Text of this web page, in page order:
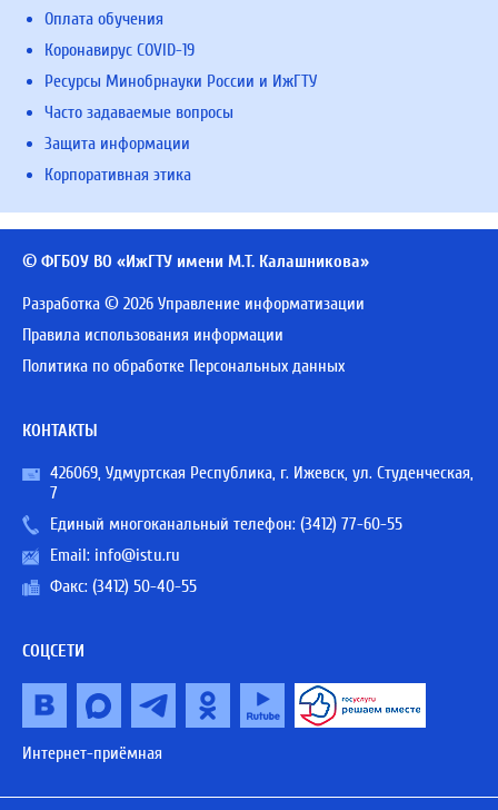
Оплата обучения
Коронавирус COVID-19
Ресурсы Минобрнауки России и ИжГТУ
Часто задаваемые вопросы
Защита информации
Корпоративная этика
© ФГБОУ ВО «ИжГТУ имени М.Т. Калашникова»
Разработка © 2026 Управление информатизации
Правила использования информации
Политика по обработке Персональных данных
КОНТАКТЫ
426069, Удмуртская Республика, г. Ижевск, ул. Студенческая,
7
Единый многоканальный телефон: (3412) 77-60-55
Email: info@istu.ru
Факс: (3412) 50-40-55
СОЦСЕТИ
Интернет-приёмная